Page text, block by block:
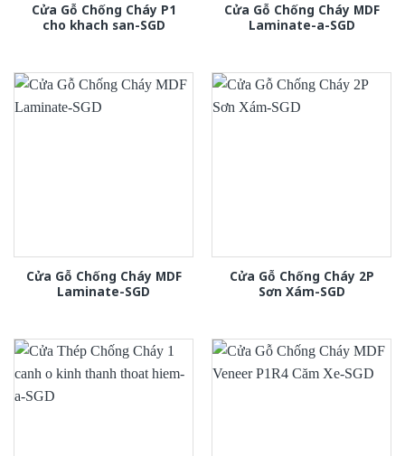
Cửa Gỗ Chống Cháy P1
cho khach san-SGD
Cửa Gỗ Chống Cháy MDF
Laminate-a-SGD
Cửa Gỗ Chống Cháy MDF
Laminate-SGD
Cửa Gỗ Chống Cháy 2P
Sơn Xám-SGD